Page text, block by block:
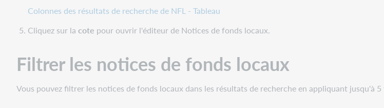
fonds
locaux
associées
une
notice
bibliographique
Colonnes des résultats de recherche de NFL - Tableau
Cliquez sur lacote pour ouvrir l'éditeur de Notices de fonds locaux.
Filtrer les notices de fonds locaux
Vous pouvez filtrer les notices de fonds locaux dans les résultats de recherche en appliquant jusqu'à